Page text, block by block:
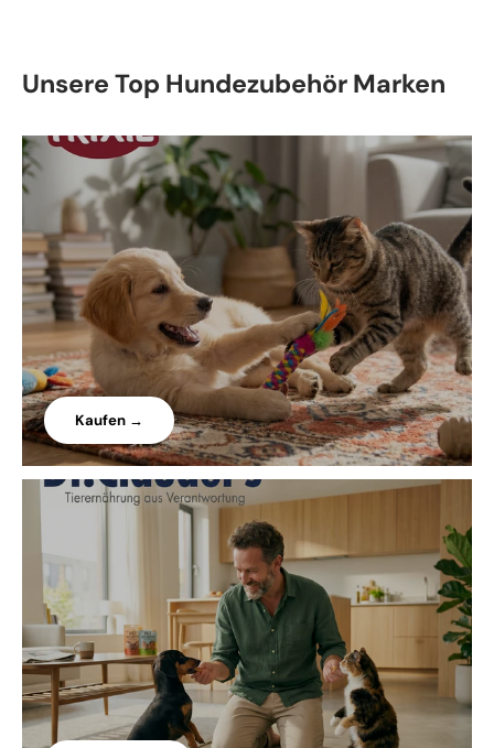
Unsere Top Hundezubehör Marken
Kaufen →